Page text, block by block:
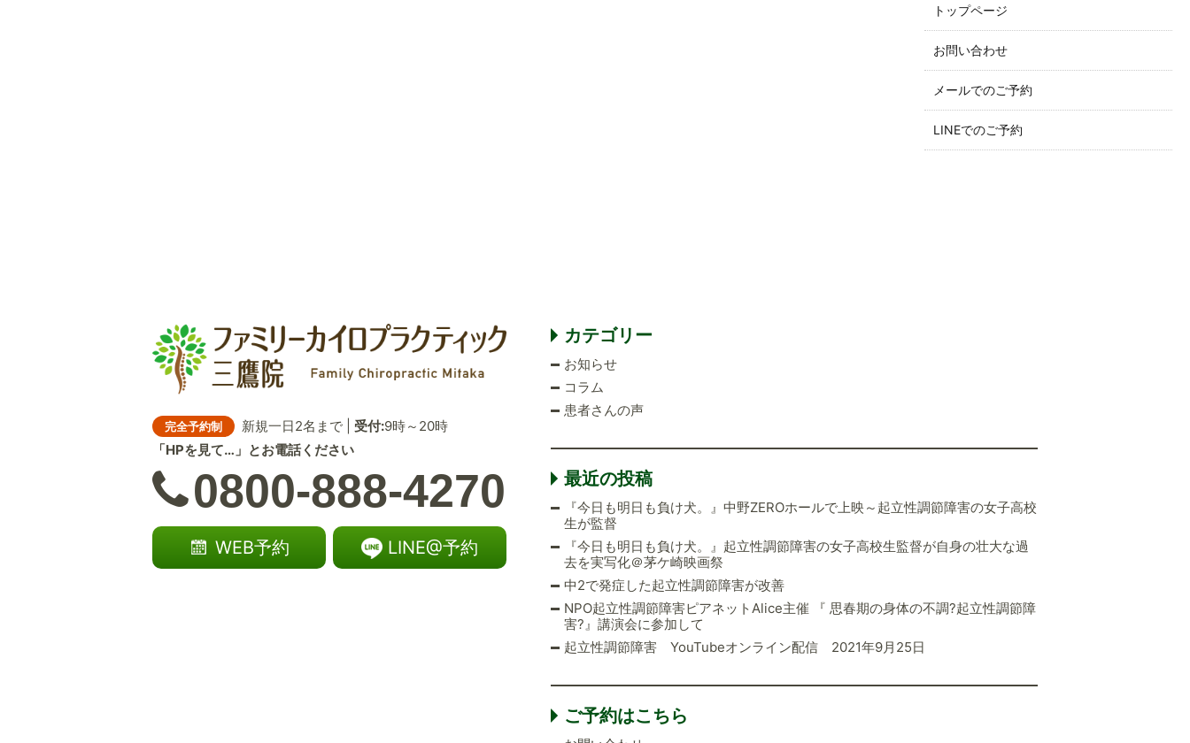
トップページ
お問い合わせ
メールでのご予約
LINEでのご予約
カテゴリー
お知らせ
コラム
患者さんの声
最近の投稿
『今日も明日も負け犬。』中野ZEROホールで上映～起立性調節障害の女子高校
生が監督
『今日も明日も負け犬。』起立性調節障害の女子高校生監督が自身の壮大な過
去を実写化＠茅ケ崎映画祭
中2で発症した起立性調節障害が改善
NPO起立性調節障害ピアネットAlice主催 『 思春期の身体の不調?起立性調節障
害?』講演会に参加して
起立性調節障害 YouTubeオンライン配信 2021年9月25日
ご予約はこちら
完全予約制 新規一日2名まで | 受付:9時～20時
「HPを見て…」とお電話ください
0800-888-4270
WEB予約 LINE@予約